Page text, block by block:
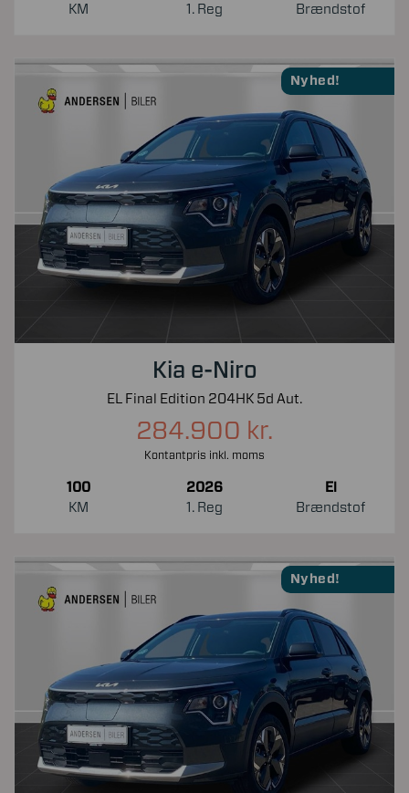
KM
1. Reg
Brændstof
Nyhed!
Kia e-Niro
EL Final Edition 204HK 5d Aut.
284.900 kr.
Kontantpris inkl. moms
100
KM
2026
1. Reg
El
Brændstof
Nyhed!